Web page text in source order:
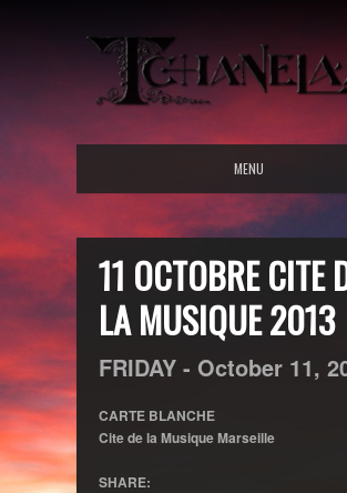
MENU
11 OCTOBRE CITE
LA MUSIQUE 2013
FRIDAY - October 11,
CARTE BLANCHE
Cite de la Musique Marseille
SHARE: